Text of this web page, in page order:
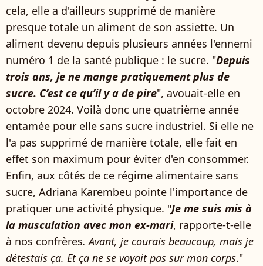
cela, elle a d'ailleurs supprimé de manière
presque totale un aliment de son assiette. Un
aliment devenu depuis plusieurs années l'ennemi
numéro 1 de la santé publique : le sucre. "Depuis
trois ans, je ne mange pratiquement plus de
sucre. C’est ce qu’il y a de pire", avouait-elle en
octobre 2024. Voilà donc une quatrième année
entamée pour elle sans sucre industriel. Si elle ne
l'a pas supprimé de manière totale, elle fait en
effet son maximum pour éviter d'en consommer.
Enfin, aux côtés de ce régime alimentaire sans
sucre, Adriana Karembeu pointe l'importance de
pratiquer une activité physique. "Je me suis mis à
la musculation avec mon ex-mari, rapporte-t-elle
à nos confrères. Avant, je courais beaucoup, mais je
détestais ça. Et ça ne se voyait pas sur mon corps."